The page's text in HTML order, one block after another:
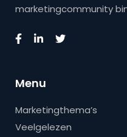
marketingcommunity
Menu
Marketingthema’s
Veelgelezen